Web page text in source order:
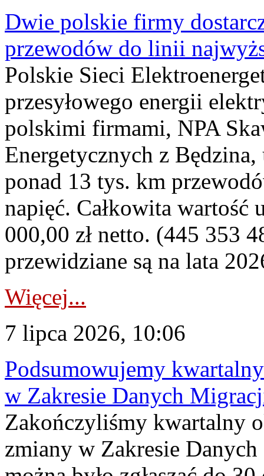
Dwie polskie firmy
przewodów do linii
Polskie Sieci
przesyłowego energii
polskimi firmami, NPA
Energetycznych z
ponad 13 tys. km
napięć. Całkowita
000,00 zł netto. (445 353
przewidziane są na lata
Więcej...
7 lipca 2026, 10:06
Podsumowujemy
w Zakresie Danych
Zakończyliśmy kwartalny
zmiany w Zakresie